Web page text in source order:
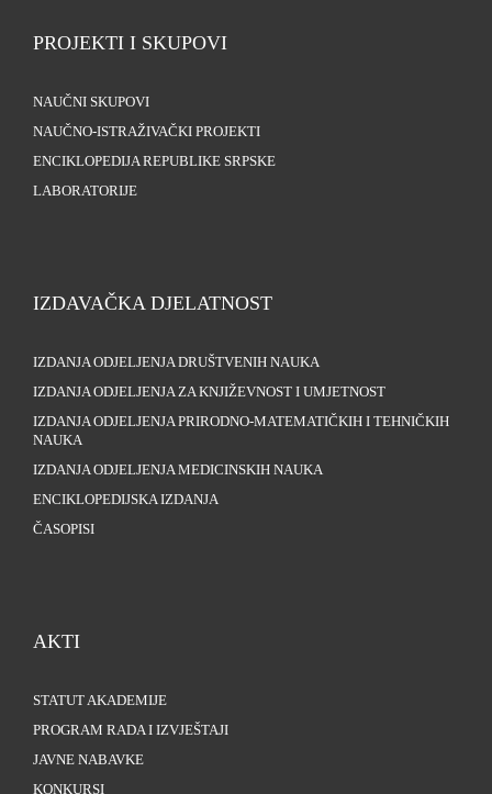
PROJEKTI I SKUPOVI
NAUČNI SKUPOVI
NAUČNO-ISTRAŽIVAČKI PROJEKTI
ENCIKLOPEDIJA REPUBLIKE SRPSKE
LABORATORIJE
IZDAVAČKA DJELATNOST
IZDANJA ODJELJENJA DRUŠTVENIH NAUKA
IZDANJA ODJELJENJA ZA KNJIŽEVNOST I UMJETNOST
IZDANJA ODJELJENJA PRIRODNO-MATEMATIČKIH I TEHNIČKIH
NAUKA
IZDANJA ODJELJENJA MEDICINSKIH NAUKA
ENCIKLOPEDIJSKA IZDANJA
ČASOPISI
AKTI
STATUT AKADEMIJE
PROGRAM RADA I IZVJEŠTAJI
JAVNE NABAVKE
KONKURSI